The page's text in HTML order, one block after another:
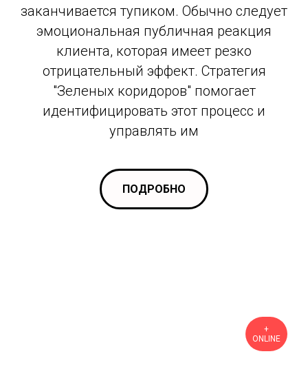
заканчивается тупиком. Обычно следует
эмоциональная публичная реакция
клиента, которая имеет резко
отрицательный эффект. Стратегия
"Зеленых коридоров" помогает
идентифицировать этот процесс и
управлять им
ПОДРОБНО
+
ONLINE